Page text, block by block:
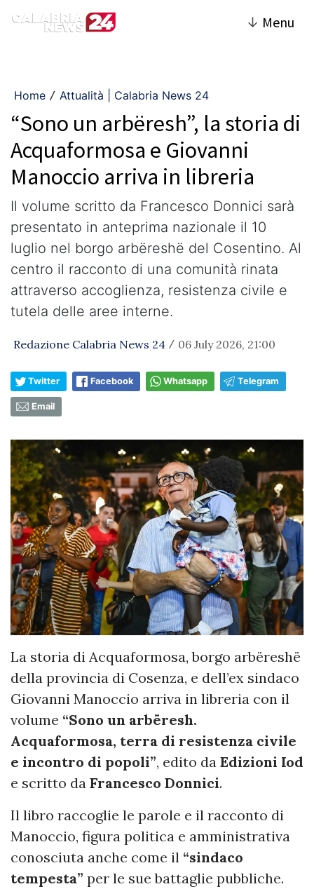
↓ Menu
Home / Attualità | Calabria News 24
“Sono un arbëresh”, la storia di
Acquaformosa e Giovanni
Manoccio arriva in libreria
Il volume scritto da Francesco Donnici sarà
presentato in anteprima nazionale il 10
luglio nel borgo arbëreshë del Cosentino. Al
centro il racconto di una comunità rinata
attraverso accoglienza, resistenza civile e
tutela delle aree interne.
Redazione Calabria News 24 / 06 July 2026, 21:00
Twitter Facebook Whatsapp Telegram
Email
La storia di Acquaformosa, borgo arbëreshë
della provincia di Cosenza, e dell’ex sindaco
Giovanni Manoccio arriva in libreria con il
volume “Sono un arbëresh.
Acquaformosa, terra di resistenza civile
e incontro di popoli”, edito da Edizioni Iod
e scritto da Francesco Donnici.
Il libro raccoglie le parole e il racconto di
Manoccio, figura politica e amministrativa
conosciuta anche come il “sindaco
tempesta” per le sue battaglie pubbliche.